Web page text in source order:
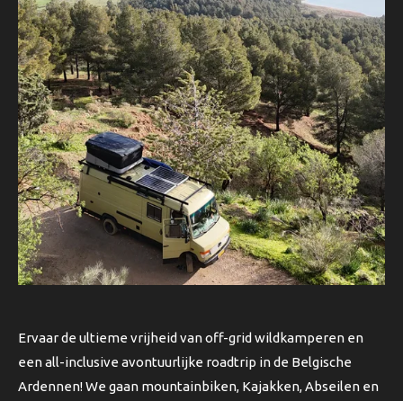
Ervaar de ultieme vrijheid van off-grid wildkamperen en
een all-inclusive avontuurlijke roadtrip in de Belgische
Ardennen! We gaan mountainbiken, Kajakken, Abseilen en